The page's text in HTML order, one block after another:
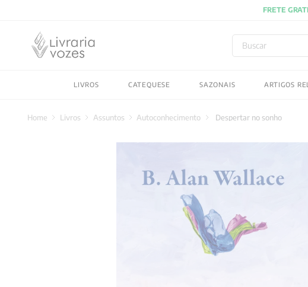
FRETE
Buscar
LIVROS CATEQUESE SAZONAIS ARTIGOS
Livros Assuntos Autoconhecimento Despertar no sonho
2027
5º byung chul han
º biblia
anselm grun
santo agostinho